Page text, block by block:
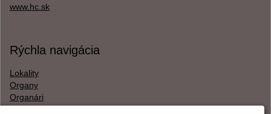
www.hc.sk
Rýchla navigácia
Lokality
Organy
Organári